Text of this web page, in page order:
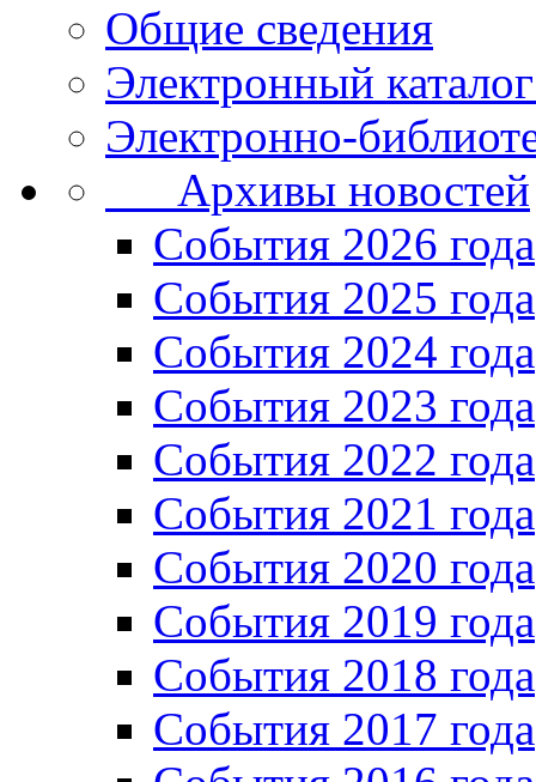
Общие сведения
Электронный
Электронно-
Архивы новостей
Cобытия 2026 года
События 2025 года
События 2024 года
События 2023 года
Cобытия 2022 года
Cобытия 2021 года
События 2020 года
События 2019 года
События 2018 года
События 2017 года